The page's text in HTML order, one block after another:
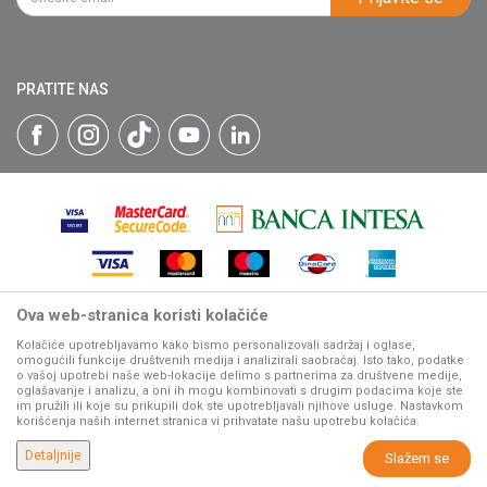
Matični broj: 07593252
Katalozi
Isporuka
Plaćanje karticama
Web kredit Raiffeisen banke
Pravo na odustajanje
Povraćaj sredstava
Zamena artikala
PRATITE NAS
Nastojimo da budemo što precizniji u opisu proizvoda, prikazu
slika i samih cena, ali ne možemo garantovati da su sve
informacije kompletne i bez grešaka.
Svi artikli prikazani na sajtu su deo naše ponude, ali ne
podrazumeva da su dostupni u svakom trenutku.
©2026www.villagerstore.com . Sva prava zadržana.
Ova web-stranica koristi kolačiće
Kolačiće upotrebljavamo kako bismo personalizovali sadržaj i oglase,
omogućili funkcije društvenih medija i analizirali saobraćaj. Isto tako, podatke
o vašoj upotrebi naše web-lokacije delimo s partnerima za društvene medije,
oglašavanje i analizu, a oni ih mogu kombinovati s drugim podacima koje ste
im pružili ili koje su prikupili dok ste upotrebljavali njihove usluge. Nastavkom
korišćenja naših internet stranica vi prihvatate našu upotrebu kolačića.
Detaljnije Slažem se